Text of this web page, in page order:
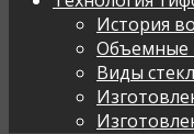
История
Объемные
Виды